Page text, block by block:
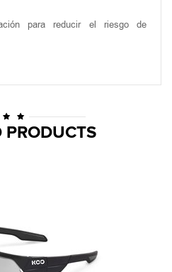
para reducir el riesgo de
PRODUCTS